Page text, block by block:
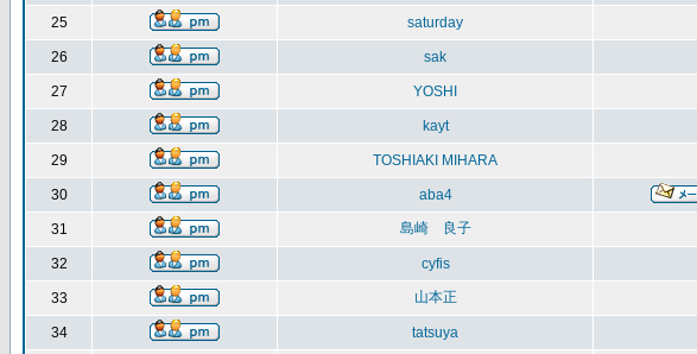
25 saturday
26 sak
27 YOSHI
28 kayt
29 TOSHIAKI MIHARA
30 aba4
31 島崎 良子
32 cyfis
33 山本正
34 tatsuya